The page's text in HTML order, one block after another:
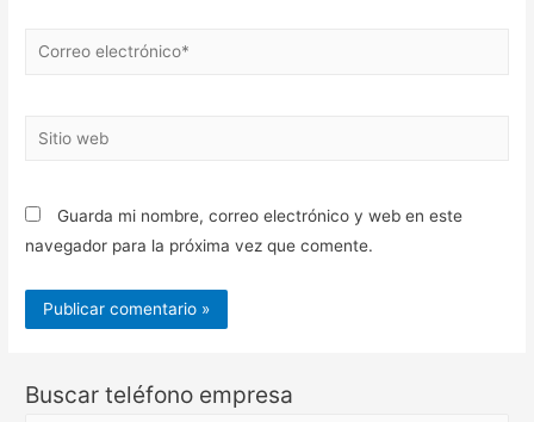
Correo
Sitio
Guarda mi nombre, correo electrónico y web en este
navegador para la próxima vez que comente.
Buscar teléfono empresa